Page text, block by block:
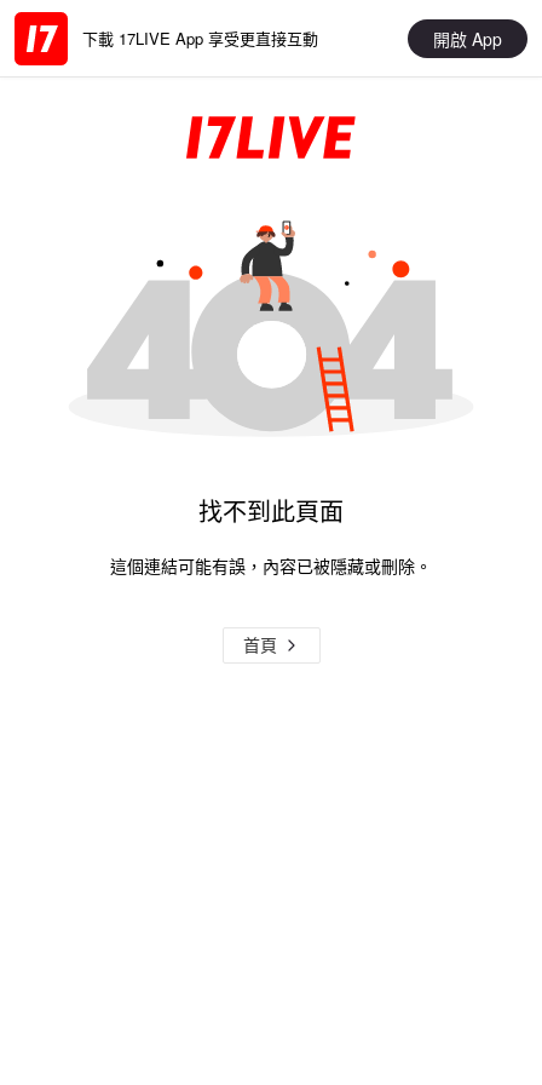
下載 17LIVE App 享受更直接互動 開啟 App
找不到此頁面
這個連結可能有誤，內容已被隱藏或刪除。
首頁